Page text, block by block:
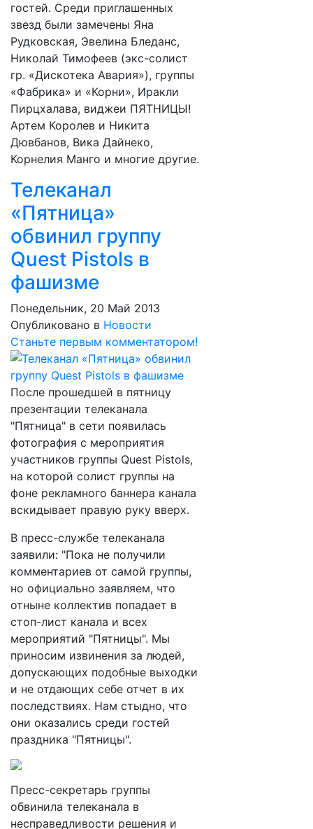
гостей. Среди приглашенных
звезд были замечены Яна
Рудковская, Эвелина Бледанс,
Николай Тимофеев (экс-солист
гр. «Дискотека Авария»), группы
«Фабрика» и «Корни», Иракли
Пирцхалава, виджеи ПЯТНИЦЫ!
Артем Королев и Никита
Дювбанов, Вика Дайнеко,
Корнелия Манго и многие другие.
Телеканал
«Пятница»
обвинил группу
Quest Pistols в
фашизме
Понедельник, 20 Май 2013
Опубликовано в Новости
Станьте первым комментатором!
После прошедшей в пятницу
презентации телеканала
"Пятница" в сети появилась
фотография с мероприятия
участников группы Quest Pistols,
на которой солист группы на
фоне рекламного баннера канала
вскидывает правую руку вверх.
В пресс-службе телеканала
заявили: "Пока не получили
комментариев от самой группы,
но официально заявляем, что
отныне коллектив попадает в
стоп-лист канала и всех
мероприятий "Пятницы". Мы
приносим извинения за людей,
допускающих подобные выходки
и не отдающих себе отчет в их
последствиях. Нам стыдно, что
они оказались среди гостей
праздника "Пятницы".
Пресс-секретарь группы
обвинила телеканала в
несправедливости решения и